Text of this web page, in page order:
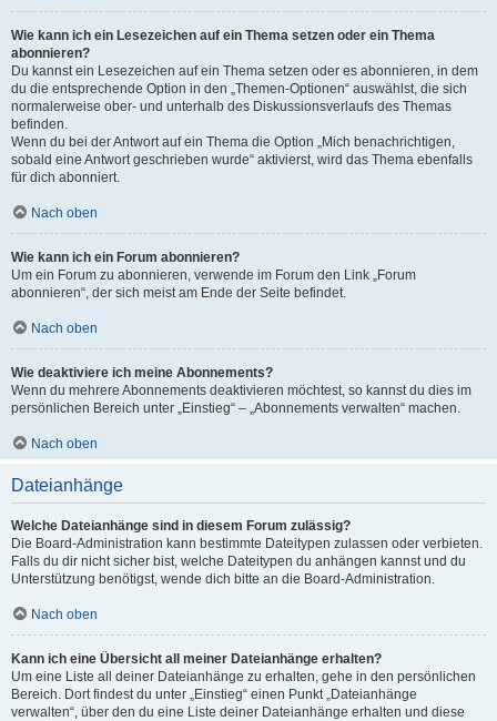
Wie kann ich ein Lesezeichen auf ein Thema setzen oder ein Thema
abonnieren?
Du kannst ein Lesezeichen auf ein Thema setzen oder es abonnieren, in dem
du die entsprechende Option in den „Themen-Optionen“ auswählst, die sich
normalerweise ober- und unterhalb des Diskussionsverlaufs des Themas
befinden.
Wenn du bei der Antwort auf ein Thema die Option „Mich benachrichtigen,
sobald eine Antwort geschrieben wurde“ aktivierst, wird das Thema ebenfalls
für dich abonniert.
Nach oben
Wie kann ich ein Forum abonnieren?
Um ein Forum zu abonnieren, verwende im Forum den Link „Forum
abonnieren“, der sich meist am Ende der Seite befindet.
Nach oben
Wie deaktiviere ich meine Abonnements?
Wenn du mehrere Abonnements deaktivieren möchtest, so kannst du dies im
persönlichen Bereich unter „Einstieg“ – „Abonnements verwalten“ machen.
Nach oben
Dateianhänge
Welche Dateianhänge sind in diesem Forum zulässig?
Die Board-Administration kann bestimmte Dateitypen zulassen oder verbieten.
Falls du dir nicht sicher bist, welche Dateitypen du anhängen kannst und du
Unterstützung benötigst, wende dich bitte an die Board-Administration.
Nach oben
Kann ich eine Übersicht all meiner Dateianhänge erhalten?
Um eine Liste all deiner Dateianhänge zu erhalten, gehe in den persönlichen
Bereich. Dort findest du unter „Einstieg“ einen Punkt „Dateianhänge
verwalten“, über den du eine Liste deiner Dateianhänge erhalten und diese